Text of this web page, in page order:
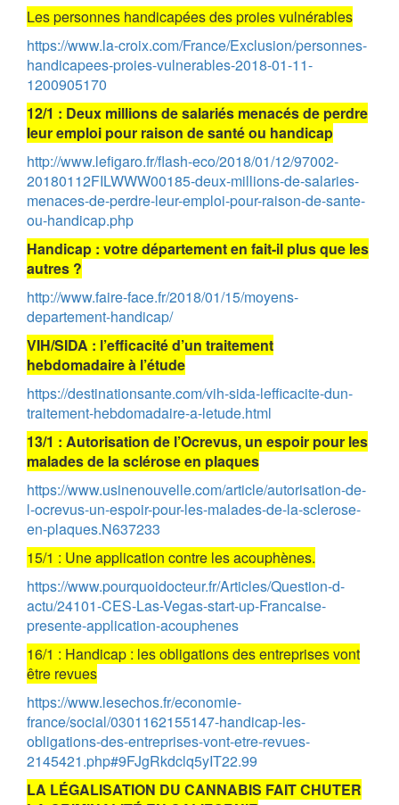
Les personnes handicapées des proies vulnérables
https://www.la-croix.com/France/Exclusion/personnes-
handicapees-proies-vulnerables-2018-01-11-
1200905170
12/1 : Deux millions de salariés menacés de perdre
leur emploi pour raison de santé ou handicap
http://www.lefigaro.fr/flash-eco/2018/01/12/97002-
20180112FILWWW00185-deux-millions-de-salaries-
menaces-de-perdre-leur-emploi-pour-raison-de-sante-
ou-handicap.php
Handicap : votre département en fait-il plus que les
autres ?
http://www.faire-face.fr/2018/01/15/moyens-
departement-handicap/
VIH/SIDA : l’efficacité d’un traitement
hebdomadaire à l’étude
https://destinationsante.com/vih-sida-lefficacite-dun-
traitement-hebdomadaire-a-letude.html
13/1 : Autorisation de l’Ocrevus, un espoir pour les
malades de la sclérose en plaques
https://www.usinenouvelle.com/article/autorisation-de-
l-ocrevus-un-espoir-pour-les-malades-de-la-sclerose-
en-plaques.N637233
15/1 : Une application contre les acouphènes.
https://www.pourquoidocteur.fr/Articles/Question-d-
actu/24101-CES-Las-Vegas-start-up-Francaise-
presente-application-acouphenes
16/1 : Handicap : les obligations des entreprises vont
être revues
https://www.lesechos.fr/economie-
france/social/0301162155147-handicap-les-
obligations-des-entreprises-vont-etre-revues-
2145421.php#9FJgRkdclq5yIT22.99
LA LÉGALISATION DU CANNABIS FAIT CHUTER